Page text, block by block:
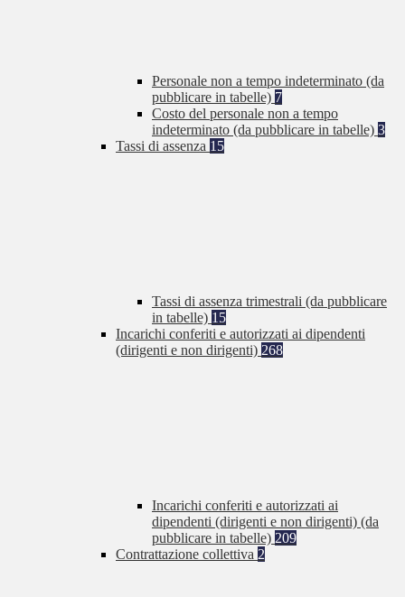
Personale non a tempo indeterminato (da
pubblicare in tabelle) 7
Costo del personale non a tempo
indeterminato (da pubblicare in tabelle) 3
Tassi di assenza 15
Tassi di assenza trimestrali (da pubblicare
in tabelle) 15
Incarichi conferiti e autorizzati ai dipendenti
(dirigenti e non dirigenti) 268
Incarichi conferiti e autorizzati ai
dipendenti (dirigenti e non dirigenti) (da
pubblicare in tabelle) 209
Contrattazione collettiva 2